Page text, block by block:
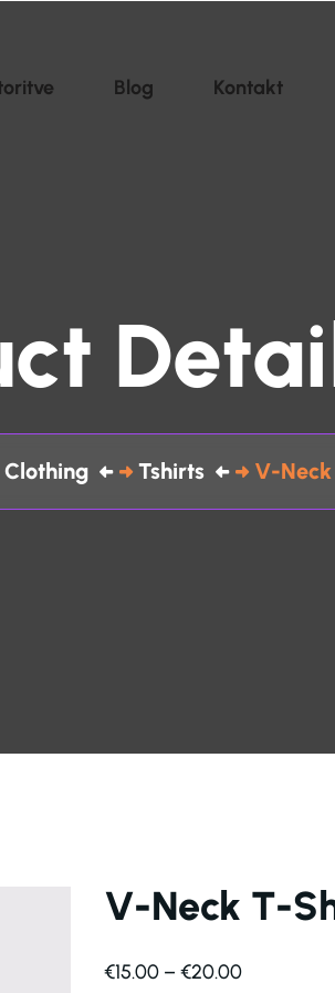
Blog Kontakt
Clothing Tshirts V-
V-Neck T-
€15.00 – €20.00